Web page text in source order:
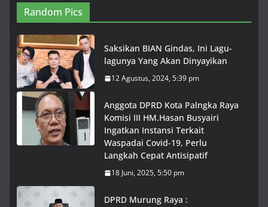
Random Pics
Saksikan BIAN Gindas, Ini Lagu-
lagunya Yang Akan Dinyayikan
12 Agustus, 2024, 5:39 pm
Anggota DPRD Kota Palngka Raya
Komisi III HM.Hasan Busyairi
Ingatkan Instansi Terkait
Waspadai Covid-19, Perlu
Langkah Cepat Antisipatif
18 Juni, 2025, 5:50 pm
DPRD Murung Raya :